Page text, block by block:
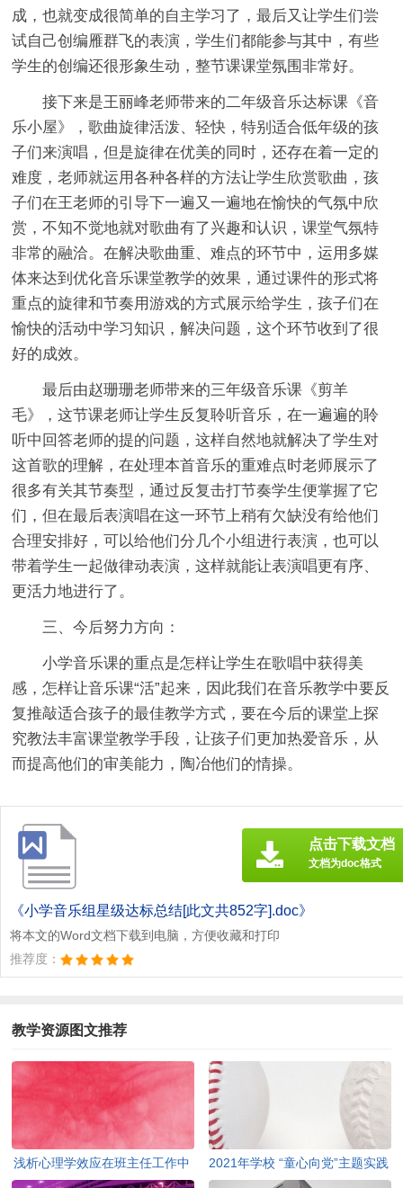
成，也就变成很简单的自主学习了，最后又让学生们尝
试自己创编雁群飞的表演，学生们都能参与其中，有些
学生的创编还很形象生动，整节课课堂氛围非常好。
接下来是王丽峰老师带来的二年级音乐达标课《音
乐小屋》，歌曲旋律活泼、轻快，特别适合低年级的孩
子们来演唱，但是旋律在优美的同时，还存在着一定的
难度，老师就运用各种各样的方法让学生欣赏歌曲，孩
子们在王老师的引导下一遍又一遍地在愉快的气氛中欣
赏，不知不觉地就对歌曲有了兴趣和认识，课堂气氛特
非常的融洽。在解决歌曲重、难点的环节中，运用多媒
体来达到优化音乐课堂教学的效果，通过课件的形式将
重点的旋律和节奏用游戏的方式展示给学生，孩子们在
愉快的活动中学习知识，解决问题，这个环节收到了很
好的成效。
最后由赵珊珊老师带来的三年级音乐课《剪羊
毛》，这节课老师让学生反复聆听音乐，在一遍遍的聆
听中回答老师的提的问题，这样自然地就解决了学生对
这首歌的理解，在处理本首音乐的重难点时老师展示了
很多有关其节奏型，通过反复击打节奏学生便掌握了它
们，但在最后表演唱在这一环节上稍有欠缺没有给他们
合理安排好，可以给他们分几个小组进行表演，也可以
带着学生一起做律动表演，这样就能让表演唱更有序、
更活力地进行了。
三、今后努力方向：
小学音乐课的重点是怎样让学生在歌唱中获得美
感，怎样让音乐课“活”起来，因此我们在音乐教学中要反
复推敲适合孩子的最佳教学方式，要在今后的课堂上探
究教法丰富课堂教学手段，让孩子们更加热爱音乐，从
而提高他们的审美能力，陶冶他们的情操。
《小学音乐组星级达标总结[此文共852字].doc》
将本文的Word文档下载到电脑，方便收藏和打印
推荐度：
点击下载文档
文档为doc格式
教学资源图文推荐
浅析心理学效应在班主任工作中
2021年学校 “童心向党”主题实践